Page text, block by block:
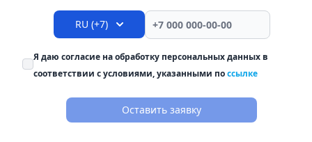
RU (+7)
Я даю согласие на обработку персональных данных в
соответствии с условиями, указанными поссылке
Оставить заявку